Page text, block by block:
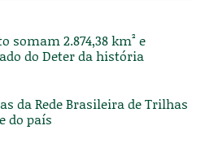
somam 2.874,38 km² e
do Deter da história
da Rede Brasileira de Trilhas
do país